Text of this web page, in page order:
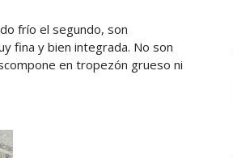
frío el segundo, son
fina y bien integrada. No son
en tropezón grueso ni